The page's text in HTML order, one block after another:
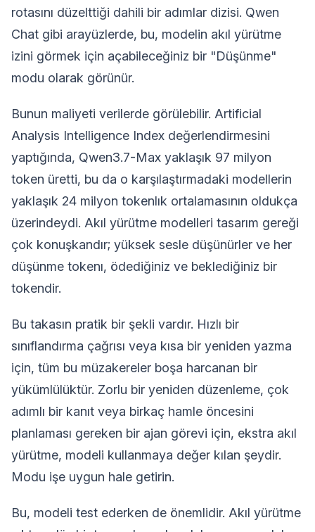
rotasını düzelttiği dahili bir adımlar dizisi. Qwen
Chat gibi arayüzlerde, bu, modelin akıl yürütme
izini görmek için açabileceğiniz bir "Düşünme"
modu olarak görünür.
Bunun maliyeti verilerde görülebilir. Artificial
Analysis Intelligence Index değerlendirmesini
yaptığında, Qwen3.7-Max yaklaşık 97 milyon
token üretti, bu da o karşılaştırmadaki modellerin
yaklaşık 24 milyon tokenlık ortalamasının oldukça
üzerindeydi. Akıl yürütme modelleri tasarım gereği
çok konuşkandır; yüksek sesle düşünürler ve her
düşünme tokenı, ödediğiniz ve beklediğiniz bir
tokendir.
Bu takasın pratik bir şekli vardır. Hızlı bir
sınıflandırma çağrısı veya kısa bir yeniden yazma
için, tüm bu müzakereler boşa harcanan bir
yükümlülüktür. Zorlu bir yeniden düzenleme, çok
adımlı bir kanıt veya birkaç hamle öncesini
planlaması gereken bir ajan görevi için, ekstra akıl
yürütme, modeli kullanmaya değer kılan şeydir.
Modu işe uygun hale getirin.
Bu, modeli test ederken de önemlidir. Akıl yürütme